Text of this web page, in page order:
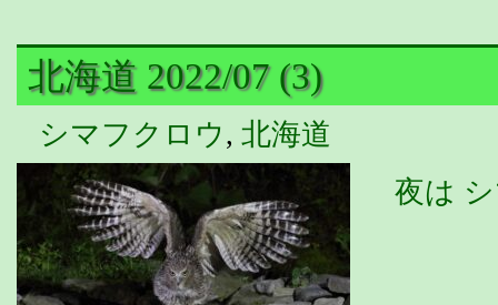
北海道 2022/07 (3)
シマフクロウ, 北海道
夜は